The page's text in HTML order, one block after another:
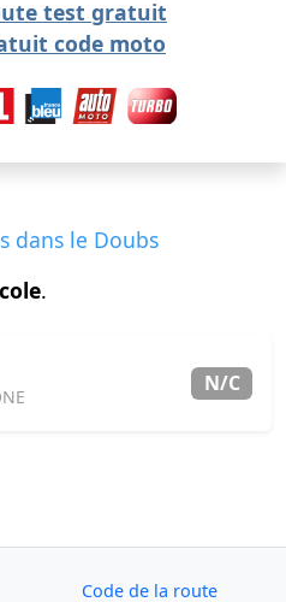
test gratuit
code moto
dans le Doubs
.
N/C
Code de la route